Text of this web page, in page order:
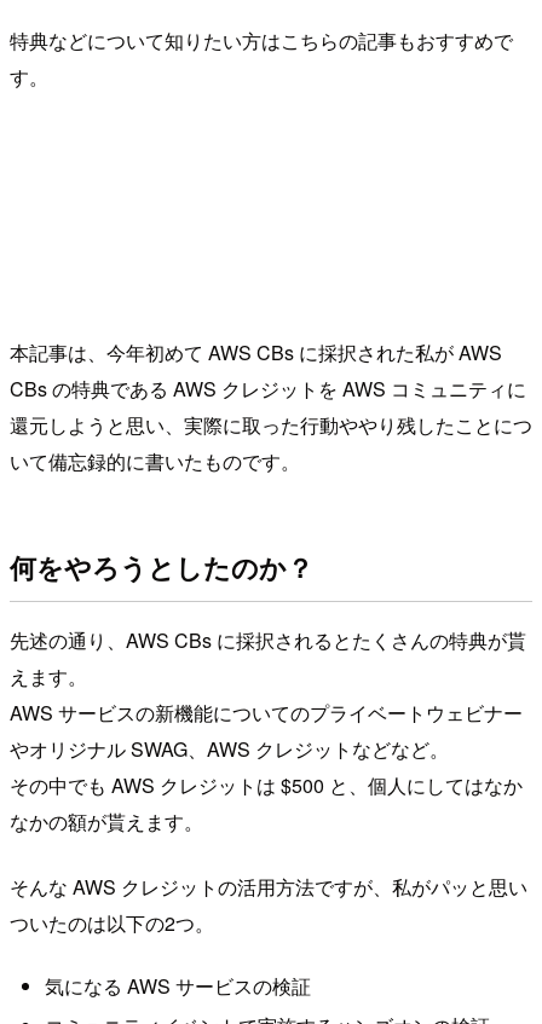
特典などについて知りたい方はこちらの記事もおすすめで
す。
本記事は、今年初めて AWS CBs に採択された私が AWS
CBs の特典である AWS クレジットを AWS コミュニティに
還元しようと思い、実際に取った行動ややり残したことにつ
いて備忘録的に書いたものです。
何をやろうとしたのか？
先述の通り、AWS CBs に採択されるとたくさんの特典が貰
えます。
AWS サービスの新機能についてのプライベートウェビナー
やオリジナル SWAG、AWS クレジットなどなど。
その中でも AWS クレジットは $500 と、個人にしてはなか
なかの額が貰えます。
そんな AWS クレジットの活用方法ですが、私がパッと思い
ついたのは以下の2つ。
気になる AWS サービスの検証